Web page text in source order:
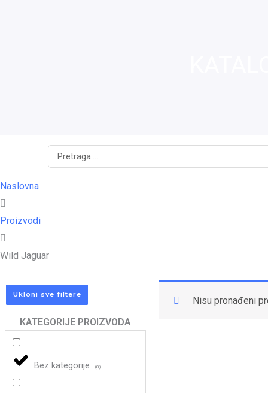
Search
...
Naslovna
Proizvodi
Wild Jaguar
Ukloni sve filtere
KATEGORIJE PROIZVODA
Bez kategorije (0)
Nisu pronađeni